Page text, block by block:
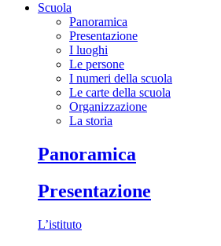
Scuola
Panoramica
Presentazione
I luoghi
Le persone
I numeri della scuola
Le carte della scuola
Organizzazione
La storia
Panoramica
Presentazione
L’istituto